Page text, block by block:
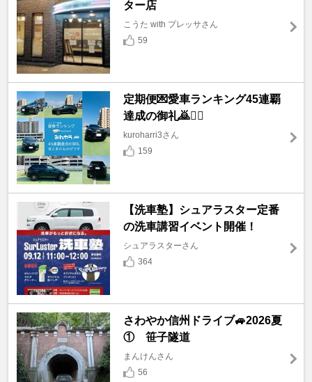
ター店
こうた with プレッサさん
59
定期便💌愛車ランキング45連覇
達成の御礼🙇🙇‍♀️
kuroharri3さん
159
【洗車塾】シュアラスター定番
の洗車講習イベント開催！
シュアラスターさん
364
さわやか信州ドライブ🚙2026夏
① 笹子隧道
まんけんさん
56